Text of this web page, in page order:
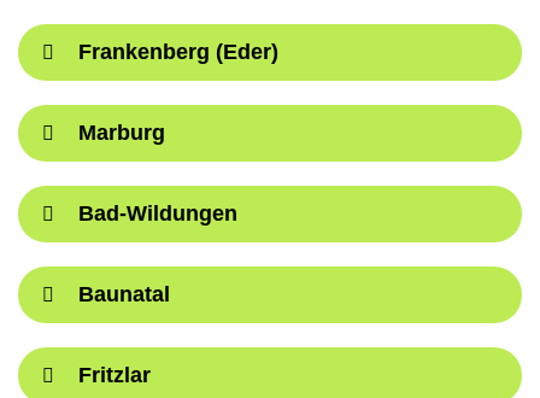
Frankenberg (Eder)
Marburg
Bad-Wildungen
Baunatal
Fritzlar